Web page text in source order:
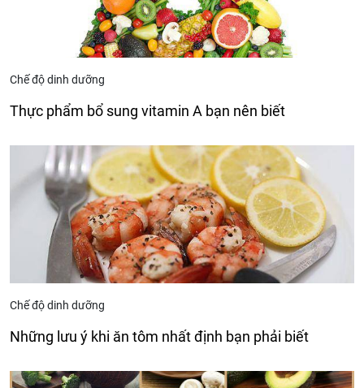
Chế độ dinh dưỡng
Thực phẩm bổ sung vitamin A bạn nên biết
Chế độ dinh dưỡng
Những lưu ý khi ăn tôm nhất định bạn phải biết